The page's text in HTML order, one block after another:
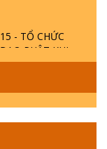
- TỔ CHỨC
PHẬT KHI
BIỆT - P14 -
LỊCH -
ĐÂU